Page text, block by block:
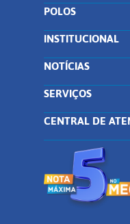
POLOS
INSTITUCIONAL
NOTÍCIAS
SERVIÇOS
CENTRAL DE